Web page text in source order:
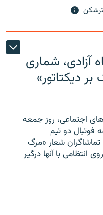
آزادی، شماری
دیکتاتور»
اجتماعی، روز جمعه
فوتبال دو تیم
تماشاگران شعار «مرگ
انتظامی با آنها درگیر